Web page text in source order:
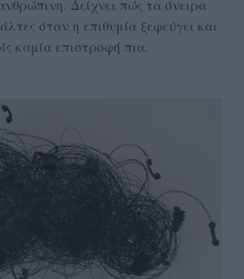
Δείχνει πώς τα όνειρα
όταν η επιθυμία ξεφεύγει και
καμία επιστροφή πια.